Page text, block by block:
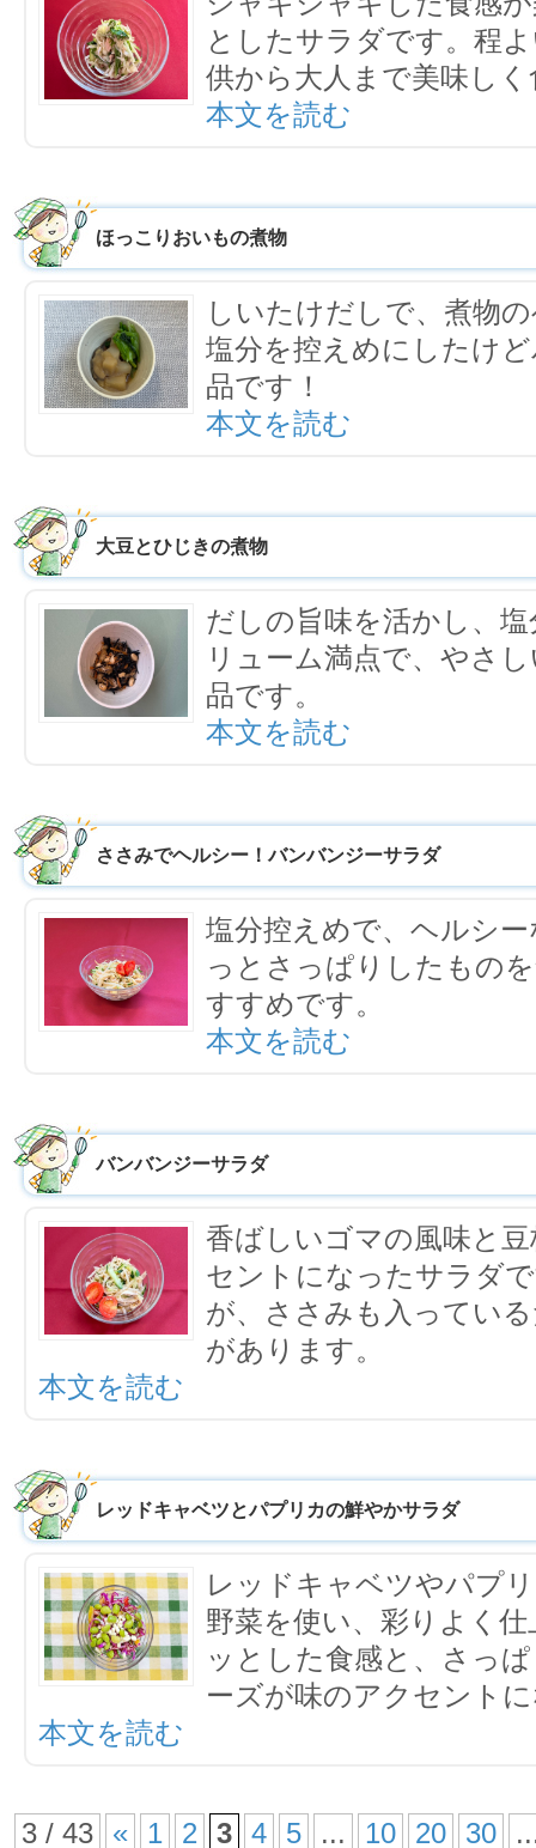
としたサラダです。程
供から大人まで美味し
本文を読む
ほっこりおいもの煮物
しいたけだしで、煮物
塩分を控えめにしたけ
品です！
本文を読む
大豆とひじきの煮物
だしの旨味を活かし、
リューム満点で、やさ
品です。
本文を読む
ささみでヘルシー！バンバンジーサラダ
塩分控えめで、ヘルシ
っとさっぱりしたもの
すすめです。
本文を読む
バンバンジーサラダ
香ばしいゴマの風味と
セントになったサラダ
が、ささみも入ってい
があります。
本文を読む
レッドキャベツとパプリカの鮮やかサラダ
レッドキャベツやパプ
野菜を使い、彩りよく
ッとした食感と、さっ
ーズが味のアクセント
本文を読む
3 / 43 « 1 2 3 4 5 ... 10 20 30